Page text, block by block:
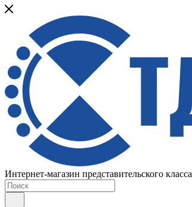
Интернет-магазин представительского класса